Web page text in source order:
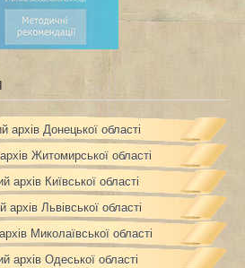
архів Донецької області
Житомирської області
архів Київської області
Львівської області
Миколаївської області
архів Одеської області